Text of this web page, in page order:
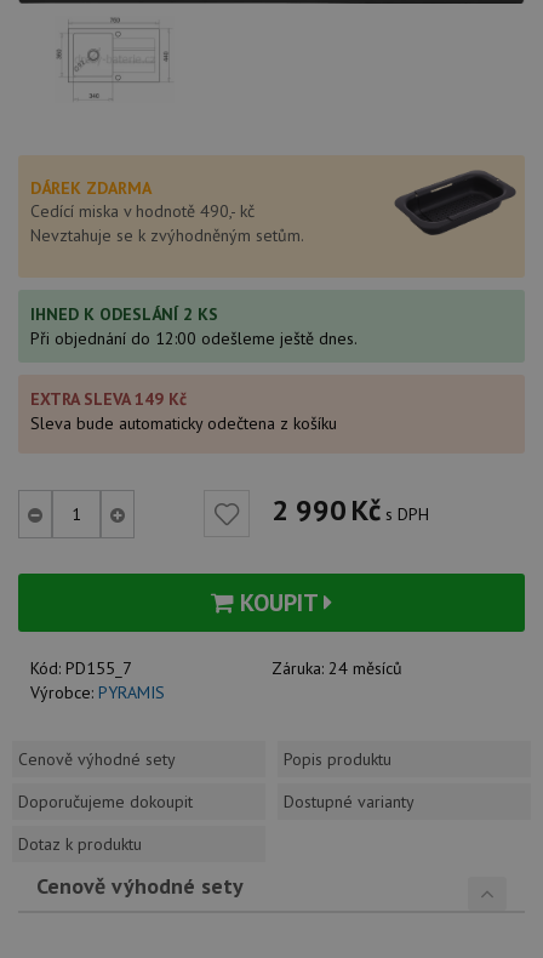
DÁREK ZDARMA
Cedící miska v hodnotě 490,- kč
Nevztahuje se k zvýhodněným setům.
IHNED K ODESLÁNÍ 2 KS
Při objednání do 12:00 odešleme ještě dnes.
EXTRA SLEVA 149 Kč
Sleva bude automaticky odečtena z košíku
2 990Kč s DPH
KOUPIT
Kód: PD155_7 Záruka: 24 měsíců
Výrobce: PYRAMIS
Cenově výhodné sety
Popis produktu
Doporučujeme dokoupit
Dostupné varianty
Dotaz k produktu
Cenově výhodné sety